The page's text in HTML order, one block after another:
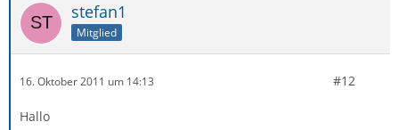
stefan1
Mitglied
16. Oktober 2011 um 14:13 #12
Hallo